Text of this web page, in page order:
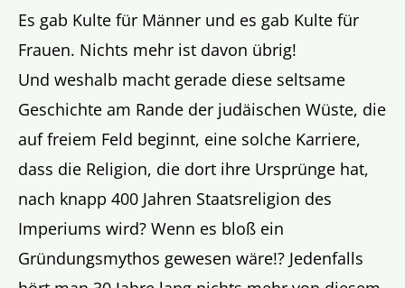
Es gab Kulte für Männer und es gab Kulte für
Frauen. Nichts mehr ist davon übrig!
Und weshalb macht gerade diese seltsame
Geschichte am Rande der judäischen Wüste, die
auf freiem Feld beginnt, eine solche Karriere,
dass die Religion, die dort ihre Ursprünge hat,
nach knapp 400 Jahren Staatsreligion des
Imperiums wird? Wenn es bloß ein
Gründungsmythos gewesen wäre!? Jedenfalls